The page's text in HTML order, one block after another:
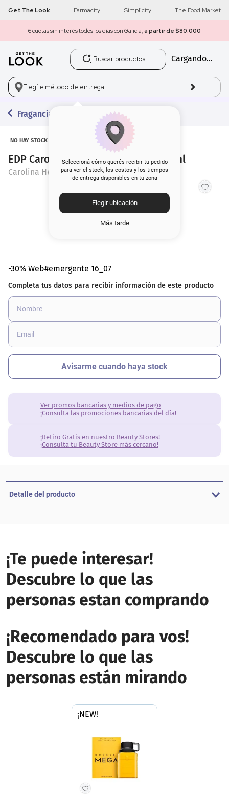
Get The Look Farmacity Simplicity The Food Market
6 cuotas sin interés todos los días con Galicia, a partir de $80.000
Buscar productos
Cargando...
Elegí elmétodo de entrega
Seleccioná cómo querés recibir tu pedido
para ver el stock, los costos y los tiempos
de entrega disponibles en tu zona
Elegir ubicación
Más tarde
Fragancias
NO HAY STOCK
EDP Carolina Herrera 212 Men x 100 ml
Carolina Herrera
-30% Web#emergente 16_07
Ver promos bancarias y medios de pago
¡Consulta las promociones bancarias del día!
¡Retiro Gratis en nuestro Beauty Stores!
¡Consulta tu Beauty Store más cercano!
Detalle del producto
¡Te puede interesar!
Descubre lo que las
personas estan comprando
¡Recomendado para vos!
Descubre lo que las
personas están mirando
¡NEW!
1 get the look
2 máscara pestañas
3.
5. corrector